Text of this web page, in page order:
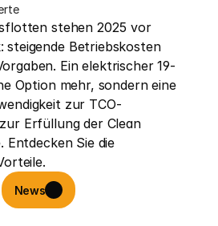
stehen 2025 vor
steigende Betriebskosten
Ein elektrischer 19-
Option mehr, sondern eine
zur TCO-
Erfüllung der Clean
Entdecken Sie die
News